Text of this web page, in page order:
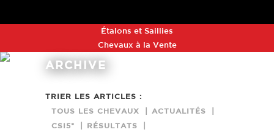
Étalons et Saillies
Chevaux à la Vente
ARCHIVE
TRIER LES ARTICLES :
TOUS LES CHEVAUX
ACTUALITÉS
CSI5*
RÉSULTATS